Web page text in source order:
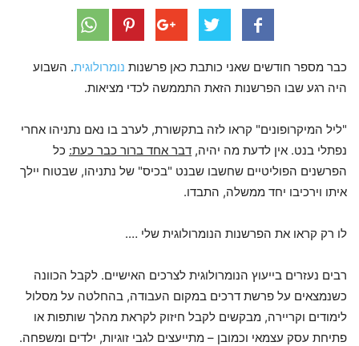
כבר מספר חודשים שאני כותבת כאן פרשנות נומרולוגית. השבוע
היה רגע שבו הפרשנות הזאת התממשה לכדי מציאות.
"ליל המיקרופונים" קראו לזה בתקשורת, לערב בו נאם נתניהו אחרי
נפתלי בנט. אין לדעת מה יהיה, דבר אחד ברור כבר כעת: כל
הפרשנים הפוליטיים שחשבו שבנט "בכיס" של נתניהו, שבטוח יילך
איתו וירכיבו יחד ממשלה, התבדו.
לו רק קראו את הפרשנות הנומרולוגית שלי ….
רבים נעזרים בייעוץ הנומרולוגית לצרכים האישיים. לקבל הכוונה
כשנמצאים על פרשת דרכים במקום העבודה, בהחלטה על מסלול
לימודים וקריירה, מבקשים לקבל חיזוק לקראת מהלך שותפות או
פתיחת עסק עצמאי וכמובן – מתייעצים לגבי זוגיות, ילדים ומשפחה.